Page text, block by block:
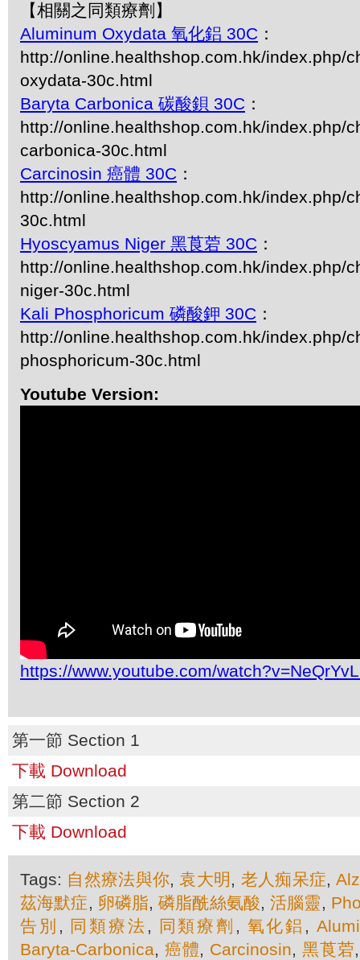
【相關之同類療劑】
Aluminum Oxydata 氧化鋁 30C ：
http://online.healthshop.com.hk/index.php/
oxydata-30c.html
Baryta Carbonica 碳酸鋇 30C ：
http://online.healthshop.com.hk/index.php/
carbonica-30c.html
Carcinosin 癌體 30C ：
http://online.healthshop.com.hk/index.php/
30c.html
Hyoscyamus Niger 黑莨菪 30C ：
http://online.healthshop.com.hk/index.php/
niger-30c.html
Kali Phosphoricum 磷酸鉀 30C ：
http://online.healthshop.com.hk/index.php/
phosphoricum-30c.html
Youtube Version:
https://www.youtube.com/
第一節 Section 1
下載 Download
第二節 Section 2
下載 Download
Tags: 自然療法與你,袁大明 , 老人痴呆症,
茲海默症, 卵磷脂,磷脂酰絲氨酸,活腦靈,
告別 , 同類療法 , 同類療劑 , 氧化鋁 ,
Baryta-Carbonica, 癌體, Carcinosin,黑莨菪